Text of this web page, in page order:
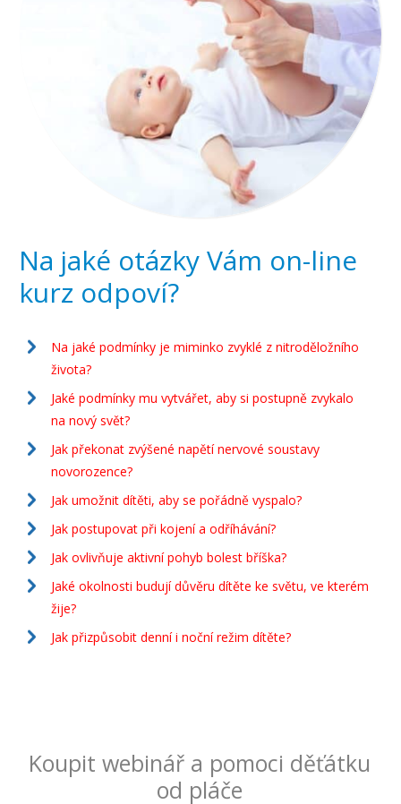
Na jaké otázky Vám on-line
kurz odpoví?
Na jaké podmínky je miminko zvyklé z nitroděložního
života?
Jaké podmínky mu vytvářet, aby si postupně zvykalo
na nový svět?
Jak překonat zvýšené napětí nervové soustavy
novorozence?
Jak umožnit dítěti, aby se pořádně vyspalo?
Jak postupovat při kojení a odříhávání?
Jak ovlivňuje aktivní pohyb bolest bříška?
Jaké okolnosti budují důvěru dítěte ke světu, ve kterém
žije?
Jak přizpůsobit denní i noční režim dítěte?
Koupit webinář a pomoci děťátku
od pláče